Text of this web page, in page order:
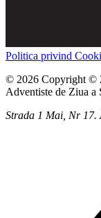
Politica privind
© 2026 Copyright ©
Adventiste de Ziua a
Strada 1 Mai, Nr 17.